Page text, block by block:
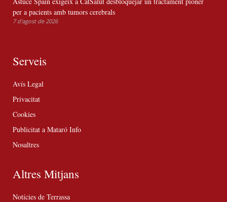
per a pacients amb tumors cerebrals
7 d'agost de 2026
Serveis
Avís Legal
Privacitat
Cookies
Publicitat a Mataró Info
Nosaltres
Altres Mitjans
Notícies de Terrassa